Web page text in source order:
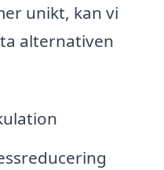
unikt, kan vi
alternativen